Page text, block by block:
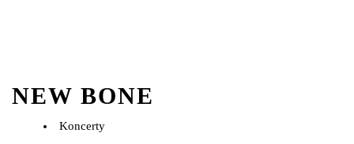
NEW BONE
Koncerty